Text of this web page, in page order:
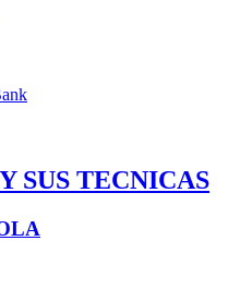
SUS TECNICAS